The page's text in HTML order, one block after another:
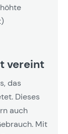
vereint
das
Dieses
auch
Mit